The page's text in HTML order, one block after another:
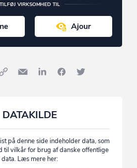
TILFØJ VIRKSOMHED TIL
Ajour
DATAKILDE
på denne side indeholder data, som
til vilkår for brug af danske offentlige
data. Læs mere her: